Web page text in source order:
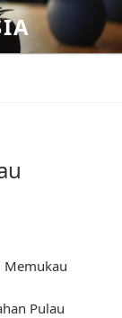
Memukau
Pulau